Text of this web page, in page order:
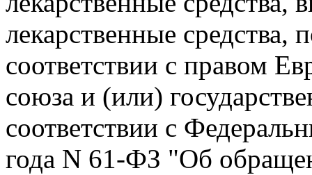
лекарственные средства,
соответствии с правом
союза и (или)
соответствии с
года N 61-ФЗ "Об